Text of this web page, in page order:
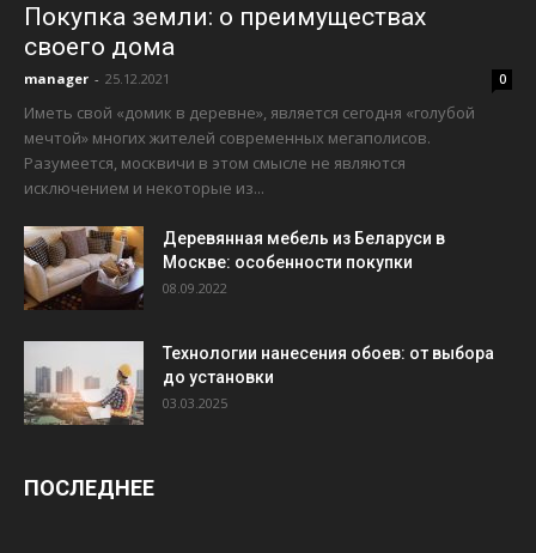
Покупка земли: о преимуществах
своего дома
manager - 25.12.2021 0
Иметь свой «домик в деревне», является сегодня «голубой
мечтой» многих жителей современных мегаполисов.
Разумеется, москвичи в этом смысле не являются
исключением и некоторые из...
Деревянная мебель из Беларуси в
Москве: особенности покупки
08.09.2022
Технологии нанесения обоев: от выбора
до установки
03.03.2025
ПОСЛЕДНЕЕ